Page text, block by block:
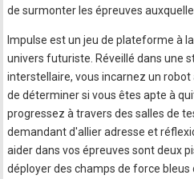
de surmonter les épreuves
Impulse est un jeu de plateforme à
univers futuriste. Réveillé dans une
interstellaire, vous incarnez un
de déterminer si vous êtes apte à
progressez à travers des salles de
demandant d'allier adresse et
aider dans vos épreuves sont deux
déployer des champs de force